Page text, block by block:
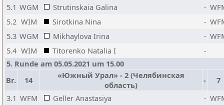
5.1 WGM Strutinskaia Galina -
5.2 WIM Sirotkina Nina -
5.3 WGM Mikhaylova Irina -
5.4 WIM Titorenko Natalia I
-
5. Runde am 05.05.2021 um 15.00
Br.
14
«Южный Урал» - 2 (Челябинская
область)
-
7
3.1 WFM Geller Anastasiya -